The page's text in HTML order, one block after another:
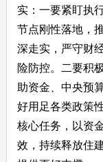
实：一要紧盯执
节点刚性落地，
深走实，严守财
险防控。二要积
助资金、中央预
好用足各类政策
核心任务，以资
效，持续释放住